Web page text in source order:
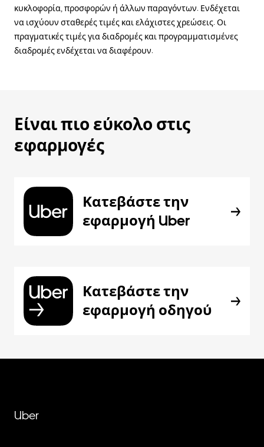
κυκλοφορία, προσφορών ή άλλων παραγόντων. Ενδέχεται
να ισχύουν σταθερές τιμές και ελάχιστες χρεώσεις. Οι
πραγματικές τιμές για διαδρομές και προγραμματισμένες
διαδρομές ενδέχεται να διαφέρουν.
Είναι πιο εύκολο στις
εφαρμογές
Κατεβάστε την
εφαρμογή Uber
Κατεβάστε την
εφαρμογή οδηγού
Uber